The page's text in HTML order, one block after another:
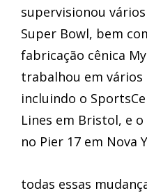
supervisionou
Super Bowl, bem
fabricação cênica
trabalhou em vários
incluindo o
Lines em Bristol, e
no Pier 17 em Nova
todas essas